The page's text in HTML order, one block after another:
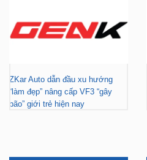
ZKar Auto dẫn đầu xu hướng
“làm đẹp” nâng cấp VF3 “gây
bão” giới trẻ hiện nay